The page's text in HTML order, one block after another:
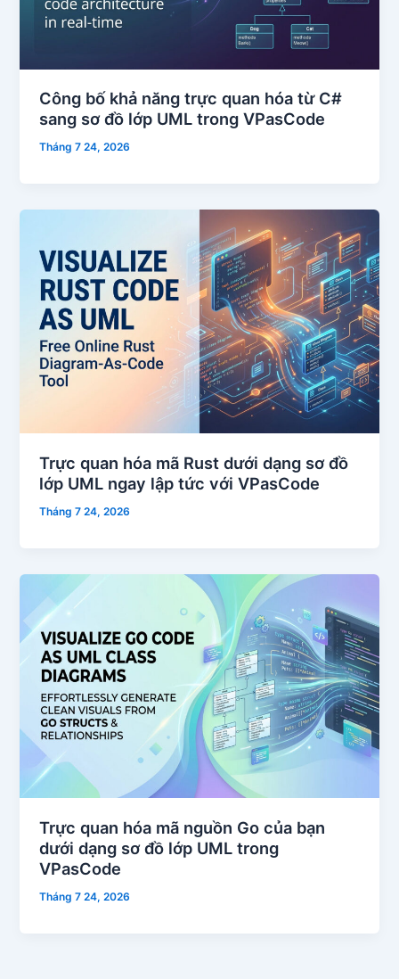
Công bố khả năng trực quan hóa từ C#
sang sơ đồ lớp UML trong VPasCode
Tháng 7 24, 2026
Trực quan hóa mã Rust dưới dạng sơ đồ
lớp UML ngay lập tức với VPasCode
Tháng 7 24, 2026
Trực quan hóa mã nguồn Go của bạn
dưới dạng sơ đồ lớp UML trong
VPasCode
Tháng 7 24, 2026